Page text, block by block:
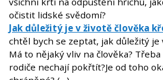
očistit lidské svědomí?
Jak důležitý je v životě člověka
chtěl bych se zeptat, jak důležitý je
Má to nějaký vliv na člověka?
rodiče nechají pokřtít?Je od toho